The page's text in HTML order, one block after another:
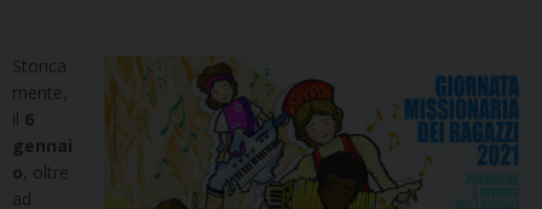
Storica
mente,
il 6
gennai
o , oltre
ad